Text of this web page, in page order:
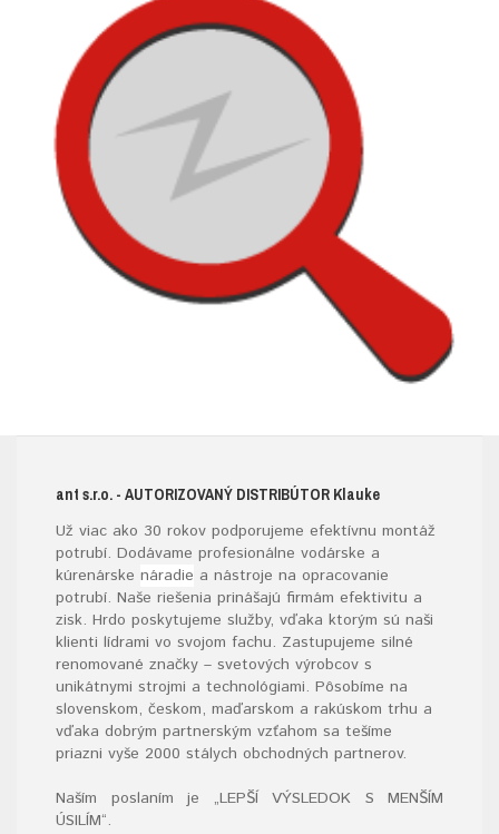
ant s.r.o. - AUTORIZOVANÝ DISTRIBÚTOR Klauke
Už viac ako 30 rokov podporujeme efektívnu montáž
potrubí. Dodávame profesionálne vodárske a
kúrenárske náradie a nástroje na opracovanie
potrubí. Naše riešenia prinášajú firmám efektivitu a
zisk. Hrdo poskytujeme služby, vďaka ktorým sú naši
klienti lídrami vo svojom fachu. Zastupujeme silné
renomované značky – svetových výrobcov s
unikátnymi strojmi a technológiami. Pôsobíme na
slovenskom, českom, maďarskom a rakúskom trhu a
vďaka dobrým partnerským vzťahom sa tešíme
priazni vyše 2000 stálych obchodných partnerov.
Naším poslaním je „LEPŠÍ VÝSLEDOK S MENŠÍM
ÚSILÍM“.